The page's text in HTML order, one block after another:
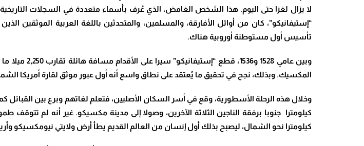
لا يزال لغزا حتى اليوم. هذا الشخص الغامض، الذي عُرف بأسماء متعددة في السجلات
تأسيس أول مستوطنة أوروبية هناك.
المكسيك. وبذلك، نجح في تحقيق ما يُعتقد على نطاق واسع أنه أول عبور موثق لقارة أمريكا الشمالية
كيلومترا نحو الشمال، ليصبح بذلك أول إنسان من العالم القديم يطأ أرض ولايتي نيومكسيكو